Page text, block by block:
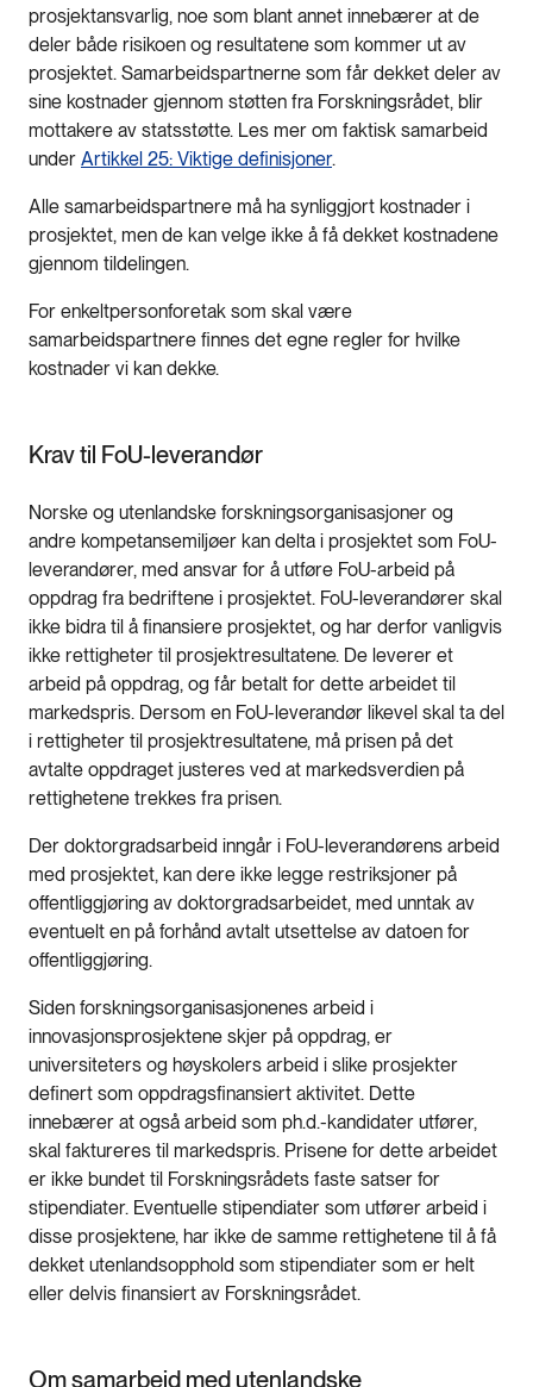
prosjektansvarlig, noe som blant annet innebærer at de
deler både risikoen og resultatene som kommer ut av
prosjektet. Samarbeidspartnerne som får dekket deler av
sine kostnader gjennom støtten fra Forskningsrådet, blir
mottakere av statsstøtte. Les mer om faktisk samarbeid
under Artikkel 25: Viktige definisjoner.
Alle samarbeidspartnere må ha synliggjort kostnader i
prosjektet, men de kan velge ikke å få dekket kostnadene
gjennom tildelingen.
For enkeltpersonforetak som skal være
samarbeidspartnere finnes det egne regler for hvilke
kostnader vi kan dekke.
Krav til FoU-leverandør
Norske og utenlandske forskningsorganisasjoner og
andre kompetansemiljøer kan delta i prosjektet som FoU-
leverandører, med ansvar for å utføre FoU-arbeid på
oppdrag fra bedriftene i prosjektet. FoU-leverandører skal
ikke bidra til å finansiere prosjektet, og har derfor vanligvis
ikke rettigheter til prosjektresultatene. De leverer et
arbeid på oppdrag, og får betalt for dette arbeidet til
markedspris. Dersom en FoU-leverandør likevel skal ta del
i rettigheter til prosjektresultatene, må prisen på det
avtalte oppdraget justeres ved at markedsverdien på
rettighetene trekkes fra prisen.
Der doktorgradsarbeid inngår i FoU-leverandørens arbeid
med prosjektet, kan dere ikke legge restriksjoner på
offentliggjøring av doktorgradsarbeidet, med unntak av
eventuelt en på forhånd avtalt utsettelse av datoen for
offentliggjøring.
Siden forskningsorganisasjonenes arbeid i
innovasjonsprosjektene skjer på oppdrag, er
universiteters og høyskolers arbeid i slike prosjekter
definert som oppdragsfinansiert aktivitet. Dette
innebærer at også arbeid som ph.d.-kandidater utfører,
skal faktureres til markedspris. Prisene for dette arbeidet
er ikke bundet til Forskningsrådets faste satser for
stipendiater. Eventuelle stipendiater som utfører arbeid i
disse prosjektene, har ikke de samme rettighetene til å få
dekket utenlandsopphold som stipendiater som er helt
eller delvis finansiert av Forskningsrådet.
Om samarbeid med utenlandske